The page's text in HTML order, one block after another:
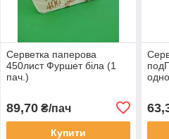
Серветка паперова
450лист Фуршет біла (1
пач.)
89,70₴/пач
Купити